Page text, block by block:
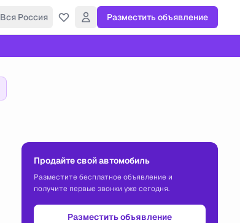
Вся Россия Разместить объявление
Продайте свой автомобиль
Разместите бесплатное объявление и
получите первые звонки уже сегодня.
Разместить объявление